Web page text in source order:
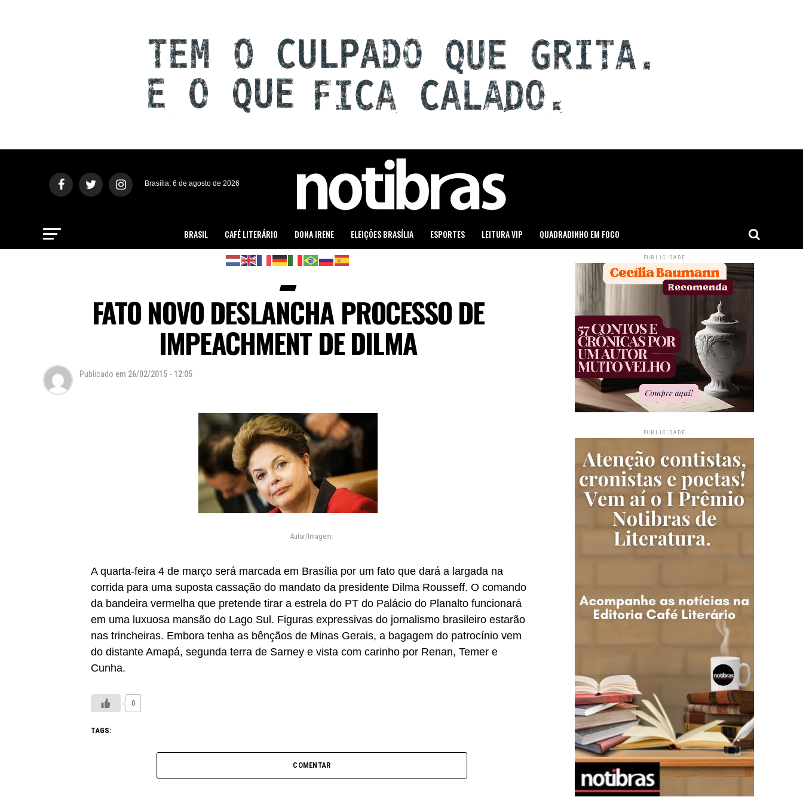
Brasília, 6 de agosto de 2026
BRASIL CAFÉ LITERÁRIO DONA IRENE ELEIÇÕES BRASÍLIA ESPORTES LEITURA VIP QUADRADINHO EM FOCO
FATO NOVO DESLANCHA PROCESSO DE
IMPEACHMENT DE DILMA
Publicado em 26/02/2015 - 12:05
Autor/Imagem:
A quarta-feira 4 de março será marcada em Brasília por um fato que dará a largada na
corrida para uma suposta cassação do mandato da presidente Dilma Rousseff. O comando
da bandeira vermelha que pretende tirar a estrela do PT do Palácio do Planalto funcionará
em uma luxuosa mansão do Lago Sul. Figuras expressivas do jornalismo brasileiro estarão
nas trincheiras. Embora tenha as bênçãos de Minas Gerais, a bagagem do patrocínio vem
do distante Amapá, segunda terra de Sarney e vista com carinho por Renan, Temer e
Cunha.
0
TAGS:
COMENTAR
PUBLICIDADE
PUBLICIDADE